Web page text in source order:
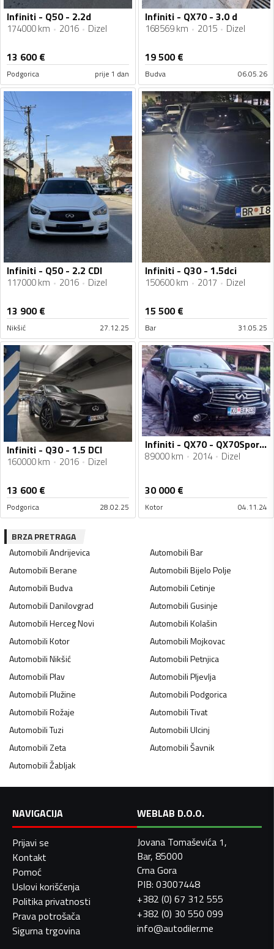
Infiniti - Q50 - 2.2d
174000 km 2016 Dizel
13 600€
Podgorica prije 1 dan
Infiniti - QX70 - 3.0 d
168569 km 2015 Dizel
19 500€
Budva 06.05.26
Infiniti - Q50 - 2.2 CDI
117000 km 2016 Dizel
13 900€
Nikšić 27.12.25
Infiniti - Q30 - 1.5dci
150600 km 2017 Dizel
15 500€
Bar 31.05.25
Infiniti - Q30 - 1.5 DCI
160000 km 2016 Dizel
13 600€
Podgorica 28.02.25
Infiniti - QX70 - QX70Sport 3.0 d
89000 km 2014 Dizel
30 000€
Kotor 04.11.24
BRZA PRETRAGA
AutomobiliAndrijevica AutomobiliBar
AutomobiliBerane AutomobiliBijelo Polje
AutomobiliBudva AutomobiliCetinje
AutomobiliDanilovgrad AutomobiliGusinje
AutomobiliHerceg Novi AutomobiliKolašin
AutomobiliKotor AutomobiliMojkovac
AutomobiliNikšić AutomobiliPetnjica
AutomobiliPlav AutomobiliPljevlja
AutomobiliPlužine AutomobiliPodgorica
AutomobiliRožaje AutomobiliTivat
AutomobiliTuzi AutomobiliUlcinj
AutomobiliZeta AutomobiliŠavnik
AutomobiliŽabljak
NAVIGACIJA
Prijavi se
Kontakt
Pomoć
Uslovi korišćenja
Politika privatnosti
Prava potrošača
Sigurna trgovina
WEBLAB D.O.O.
Jovana Tomaševića 1,
Bar, 85000
Crna Gora
PIB: 03007448
+382 (0) 67 312 555
+382 (0) 30 550 099
info@autodiler.me